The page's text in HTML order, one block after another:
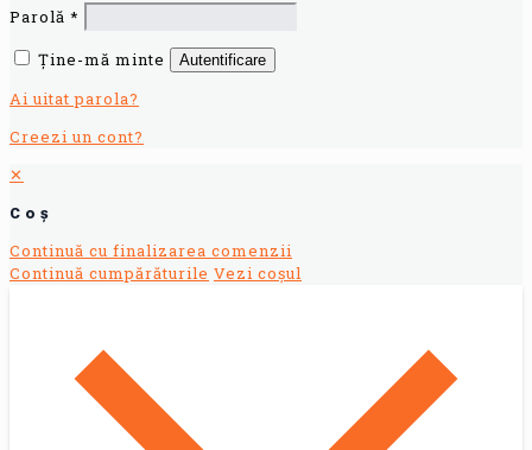
Parolă *
Ține-mă minte
Autentificare
Ai uitat parola?
Creezi un cont?
✕
Coș
Continuă cu finalizarea comenzii
Continuă cumpărăturile Vezi coșul